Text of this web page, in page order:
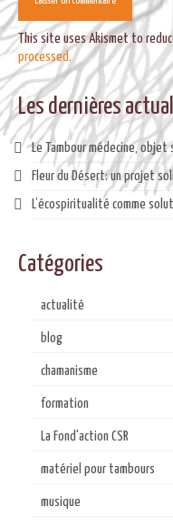
This site uses Akismet to
processed.
Les dernières
Le Tambour médecine, objet
Fleur du Désert: un projet
L’écospiritualité comme
Catégories
actualité
blog
chamanisme
formation
La Fond'action CSR
matériel pour tambours
musique